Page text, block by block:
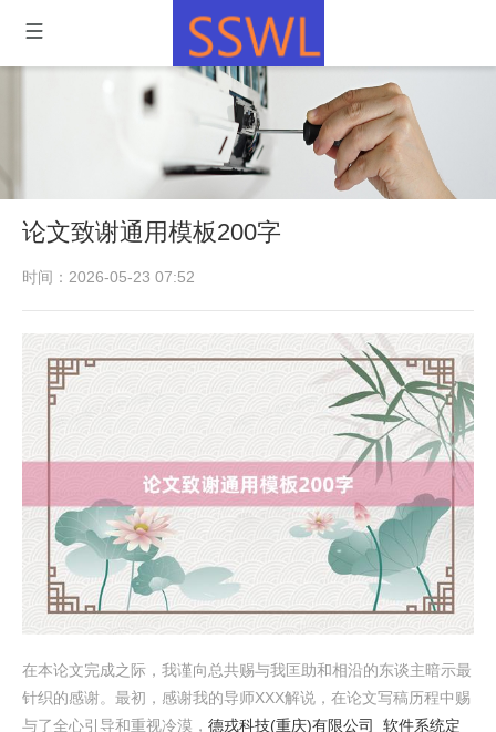
论文致谢通用模板200字
时间：2026-05-23 07:52
在本论文完成之际，我谨向总共赐与我匡助和相沿的东谈主暗示最
针织的感谢。最初，感谢我的导师XXX解说，在论文写稿历程中赐
与了全心引导和重视冷漠， 德戎科技(重庆)有限公司_软件系统定